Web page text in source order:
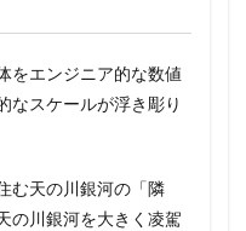
をエンジニア的な数値
なスケールが浮き彫り
む天の川銀河の「隣
の川銀河を大きく凌駕